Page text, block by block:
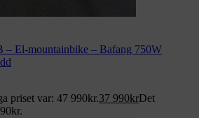
El-mountainbike – Bafang 750W
priset var: 47 990kr.37 990krDet